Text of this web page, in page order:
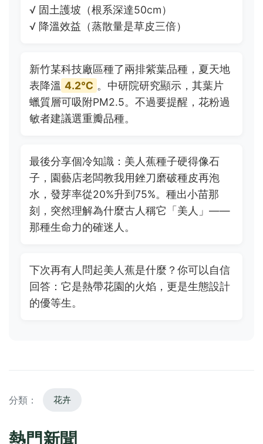
√ 固土護坡（根系深達50cm）
√ 降溫效益（蒸散量是草皮三倍）
新竹某科技廠區種了兩排紫葉品種，夏天地
表降溫 4.2℃ 。中研院研究顯示，其葉片
蠟質層可吸附PM2.5。不過要提醒，花粉過
敏者建議選重瓣品種。
最後分享個冷知識：美人蕉種子硬得像石
子，園藝店老闆教我用銼刀磨破種皮再泡
水，發芽率從20%升到75%。種出小苗那
刻，突然理解為什麼古人稱它「美人」——
那種生命力的確迷人。
下次再有人問起美人蕉是什麼？你可以自信
回答：它是熱帶花園的火焰，更是生態設計
的優等生。
分類： 花卉
熱門新聞